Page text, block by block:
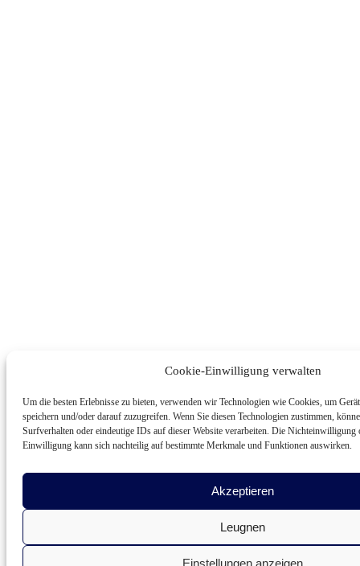
Cookie-Einwilligung verwalten
Um die besten Erlebnisse zu bieten, verwenden wir Technologien wie Cookies, um
speichern und/oder darauf zuzugreifen. Wenn Sie diesen Technologien zustimmen,
Surfverhalten oder eindeutige IDs auf dieser Website verarbeiten. Die Nichteinwilligung
Einwilligung kann sich nachteilig auf bestimmte Merkmale und Funktionen auswirken.
Akzeptieren
Leugnen
Einstellungen anzeigen